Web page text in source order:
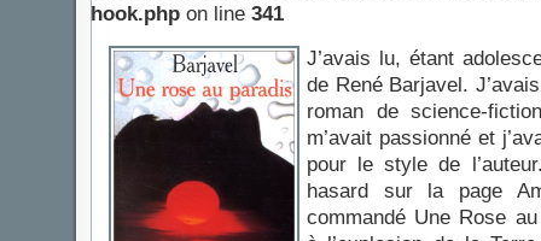
hook.php on line 341
J’avais lu, étant
de René Barjavel.
roman de science-
m’avait passionné et
pour le style de
hasard sur la page
commandé Une Rose